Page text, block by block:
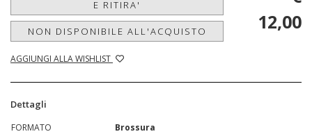
E RITIRA'
NON DISPONIBILE ALL'ACQUISTO
AGGIUNGI ALLA WISHLIST
12,00
Dettagli
FORMATO
Brossura